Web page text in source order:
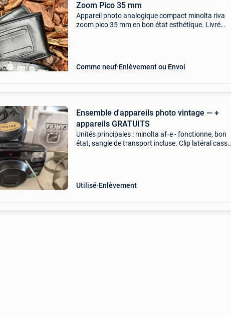
Zoom Pico 35 mm
Appareil photo analogique compact minolta riva
zoom pico 35 mm en bon état esthétique. Livré
Comme neuf Enlèvement ou Envoi
Ensemble d'appareils photo vintage — +
appareils GRATUITS
Unités principales : minolta af‑e - fonctionne, bon
état, sangle de transport incluse. Clip latéral cassé
Utilisé Enlèvement